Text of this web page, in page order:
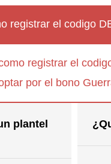
registrar el codigo
registrar el
por el bono
plantel